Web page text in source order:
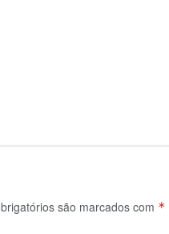
são marcados com *